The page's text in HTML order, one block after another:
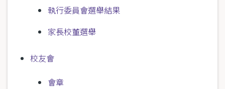
執行委員會選舉結果
家長校董選舉
校友會
會章